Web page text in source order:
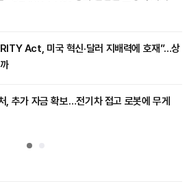
Act, 미국 혁신·달러 지배력에 호재”…상
, 추가 자금 확보…전기차 접고 로봇에 무게